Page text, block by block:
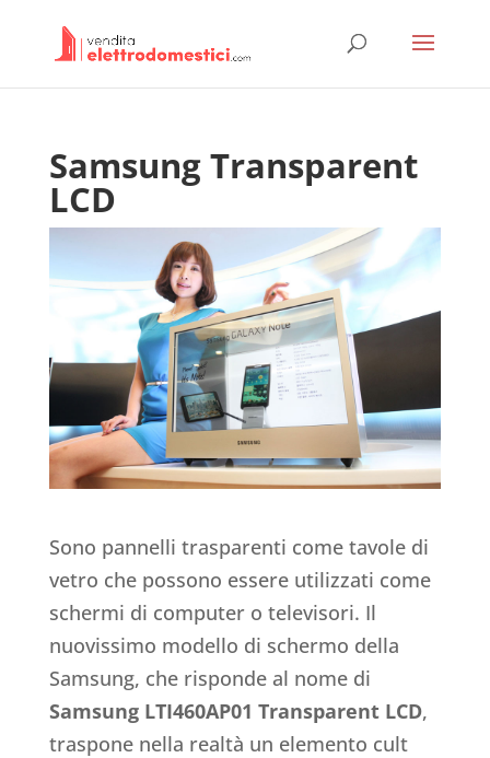
Samsung Transparent
LCD
Sono pannelli trasparenti come tavole di
vetro che possono essere utilizzati come
schermi di computer o televisori. Il
nuovissimo modello di schermo della
Samsung, che risponde al nome di
Samsung LTI460AP01 Transparent LCD,
traspone nella realtà un elemento cult